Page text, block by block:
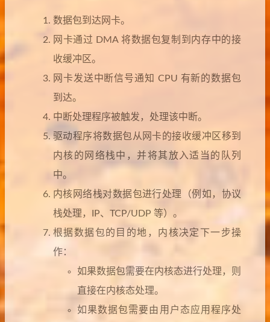
数据包到达网卡。
网卡通过 DMA 将数据包复制到内存中的接
收缓冲区。
网卡发送中断信号通知 CPU 有新的数据包
到达。
中断处理程序被触发，处理该中断。
驱动程序将数据包从网卡的接收缓冲区移到
内核的网络栈中，并将其放入适当的队列
中。
内核网络栈对数据包进行处理（例如，协议
栈处理，IP、TCP/UDP 等）。
根据数据包的目的地，内核决定下一步操
作：
如果数据包需要在内核态进行处理，则
直接在内核态处理。
如果数据包需要由用户态应用程序处